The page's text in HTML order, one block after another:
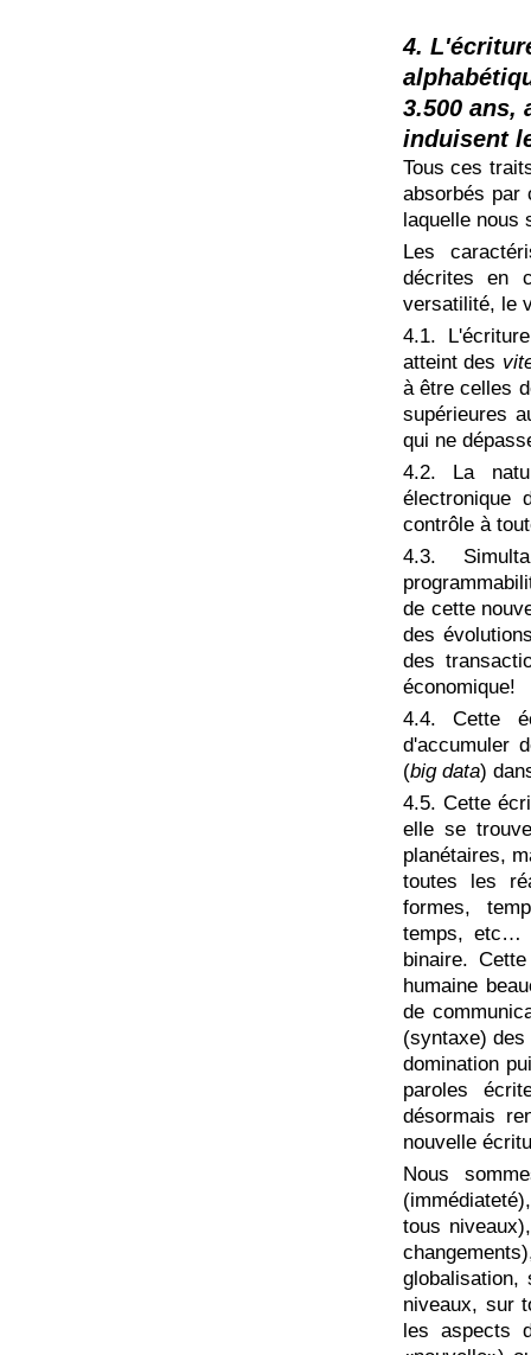
4.
3.500 ans,
induisent
Tous ces
absorbés par
laquelle nous
Les
décrites en
versatilité, le
4.1.
atteint des
à être celles
supérieures
qui ne
4.2. La
électronique
contrôle à
4.3.
de cette
des
des
économique!
4.4. Cette
d'accumuler
(big data)
4.5. Cette
elle se
planétaires,
toutes les
formes,
temps, etc…
binaire.
humaine
de
(syntaxe)
domination
paroles
désormais
nouvelle
Nous
tous
globalisation,
niveaux, sur
les aspects